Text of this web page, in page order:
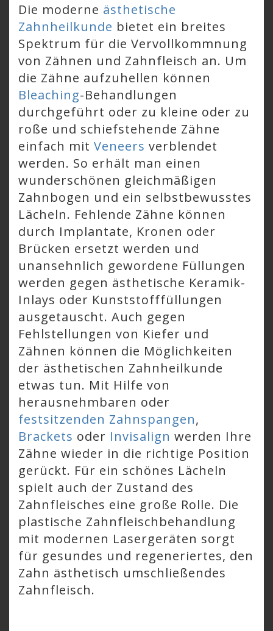
Die moderne ästhetische
Zahnheilkunde bietet ein breites
Spektrum für die Vervollkommnung
von Zähnen und Zahnfleisch an. Um
die Zähne aufzuhellen können
Bleaching-Behandlungen
durchgeführt oder zu kleine oder zu
roße und schiefstehende Zähne
einfach mit Veneers verblendet
werden. So erhält man einen
wunderschönen gleichmäßigen
Zahnbogen und ein selbstbewusstes
Lächeln. Fehlende Zähne können
durch Implantate, Kronen oder
Brücken ersetzt werden und
unansehnlich gewordene Füllungen
werden gegen ästhetische Keramik-
Inlays oder Kunststofffüllungen
ausgetauscht. Auch gegen
Fehlstellungen von Kiefer und
Zähnen können die Möglichkeiten
der ästhetischen Zahnheilkunde
etwas tun. Mit Hilfe von
herausnehmbaren oder
festsitzenden Zahnspangen,
Brackets oder Invisalign werden Ihre
Zähne wieder in die richtige Position
gerückt. Für ein schönes Lächeln
spielt auch der Zustand des
Zahnfleisches eine große Rolle. Die
plastische Zahnfleischbehandlung
mit modernen Lasergeräten sorgt
für gesundes und regeneriertes, den
Zahn ästhetisch umschließendes
Zahnfleisch.